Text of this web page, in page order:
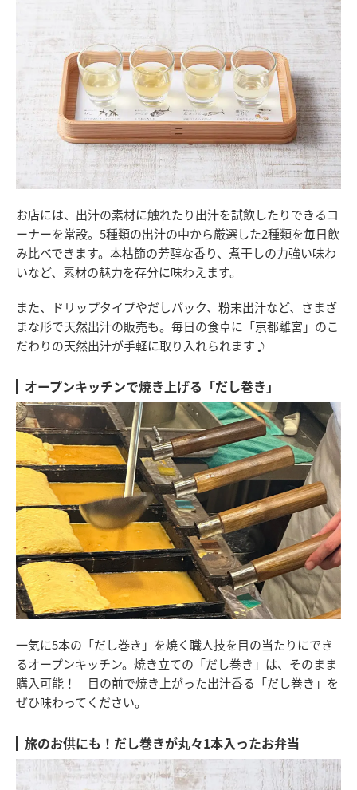
お店には、出汁の素材に触れたり出汁を試飲したりできるコ
ーナーを常設。5種類の出汁の中から厳選した2種類を毎日飲
み比べできます。本枯節の芳醇な香り、煮干しの力強い味わ
いなど、素材の魅力を存分に味わえます。
また、ドリップタイプやだしパック、粉末出汁など、さまざ
まな形で天然出汁の販売も。毎日の食卓に「京都離宮」のこ
だわりの天然出汁が手軽に取り入れられます♪
オープンキッチンで焼き上げる「だし巻き」
一気に5本の「だし巻き」を焼く職人技を目の当たりにでき
るオープンキッチン。焼き立ての「だし巻き」は、そのまま
購入可能！ 目の前で焼き上がった出汁香る「だし巻き」を
ぜひ味わってください。
旅のお供にも！だし巻きが丸々1本入ったお弁当